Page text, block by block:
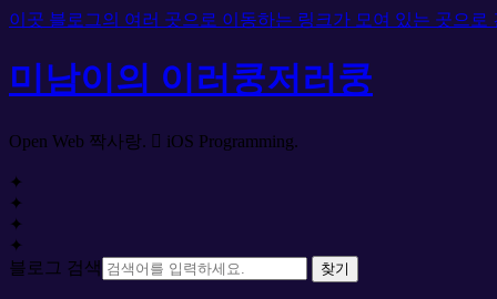
이곳 블로그의 여러 곳으로 이동하는 링크가 모여 있는 곳으로
미남이의 이러쿵저러쿵
Open Web 짝사랑.  iOS Programming.
✦
✦
✦
✦
블로그 검색
찾기